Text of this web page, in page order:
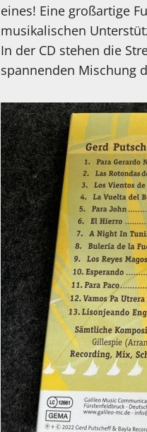
eines! Eine großartige
musikalischen
In der CD stehen die
spannenden Mischung